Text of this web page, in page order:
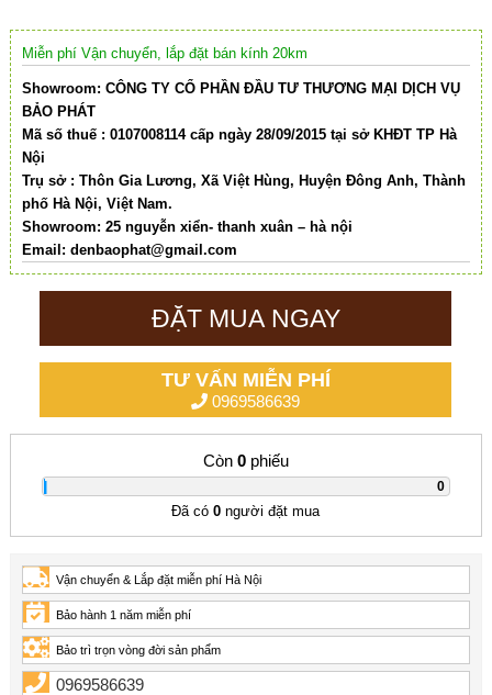
Miễn phí Vận chuyển, lắp đặt bán kính 20km
Showroom: CÔNG TY CỔ PHẦN ĐẦU TƯ THƯƠNG MẠI DỊCH VỤ
BẢO PHÁT
Mã số thuế : 0107008114 cấp ngày 28/09/2015 tại sở KHĐT TP Hà
Nội
Trụ sở : Thôn Gia Lương, Xã Việt Hùng, Huyện Đông Anh, Thành
phố Hà Nội, Việt Nam.
Showroom: 25 nguyễn xiển- thanh xuân – hà nội
Email: denbaophat@gmail.com
ĐẶT MUA NGAY
TƯ VẤN MIỄN PHÍ
0969586639
Còn 0phiếu
0
Đã có0 người đặt mua
Vận chuyển & Lắp đặt miễn phí Hà Nội
Bảo hành 1 năm miễn phí
Bảo trì trọn vòng đời sản phẩm
0969586639